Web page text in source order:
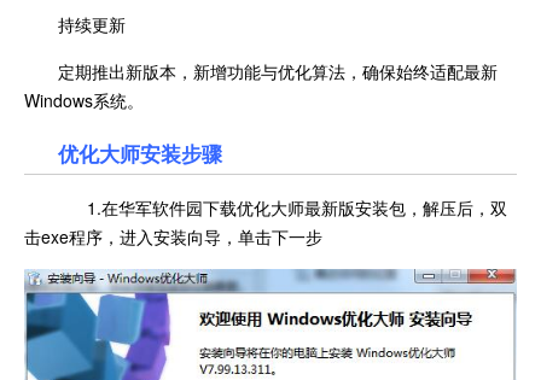
持续更新
定期推出新版本，新增功能与优化算法，确保始终适配最新
Windows系统。
优化大师安装步骤
1.在华军软件园下载优化大师最新版安装包，解压后，双
击exe程序，进入安装向导，单击下一步